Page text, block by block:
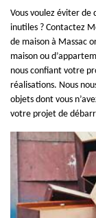
Vous voulez éviter
inutiles ? Contactez
de maison à Massac
maison ou
nous confiant votre
réalisations. Nous
objets dont vous
votre projet de